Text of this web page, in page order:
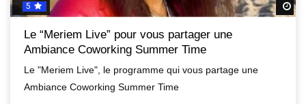
5
Le “Meriem Live” pour vous partager une
Ambiance Coworking Summer Time
Le "Meriem Live", le programme qui vous partage une
Ambiance Coworking Summer Time